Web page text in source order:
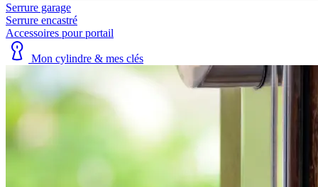
Serrure garage
Serrure encastré
Accessoires pour portail
Mon cylindre & mes clés